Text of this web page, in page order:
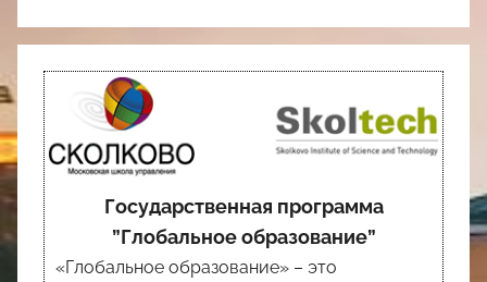
Государственная программа
”Глобальное образование”
«Глобальное образование» – это